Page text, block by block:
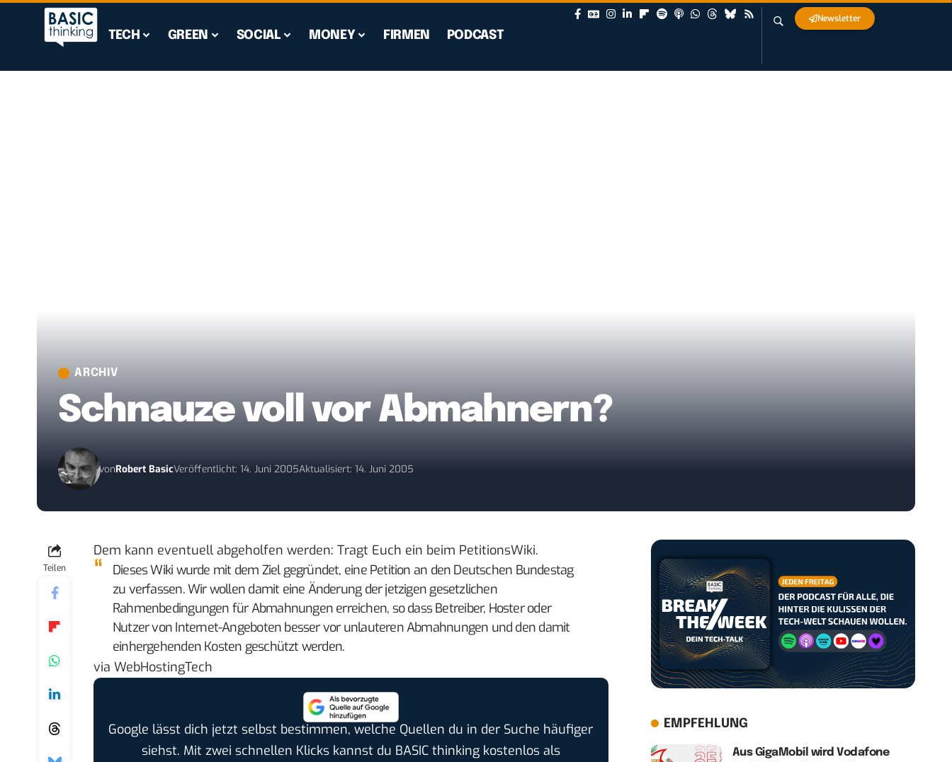
TECH GREEN SOCIAL MONEY FIRMEN PODCAST
Newsletter
ARCHIV
Schnauze voll vor Abmahnern?
vonRobert BasicVeröffentlicht: 14. Juni 2005Aktualisiert: 14. Juni 2005
Teilen
Dem kann eventuell abgeholfen werden: Tragt Euch ein beim PetitionsWiki.
Dieses Wiki wurde mit dem Ziel gegründet, eine Petition an den Deutschen Bundestag
zu verfassen. Wir wollen damit eine Änderung der jetzigen gesetzlichen
Rahmenbedingungen für Abmahnungen erreichen, so dass Betreiber, Hoster oder
Nutzer von Internet-Angeboten besser vor unlauteren Abmahnungen und den damit
einhergehenden Kosten geschützt werden.
via WebHostingTech
Google lässt dich jetzt selbst bestimmen, welche Quellen du in der Suche häufiger
siehst. Mit zwei schnellen Klicks kannst du BASIC thinking kostenlos als
EMPFEHLUNG
Aus GigaMobil wird Vodafone